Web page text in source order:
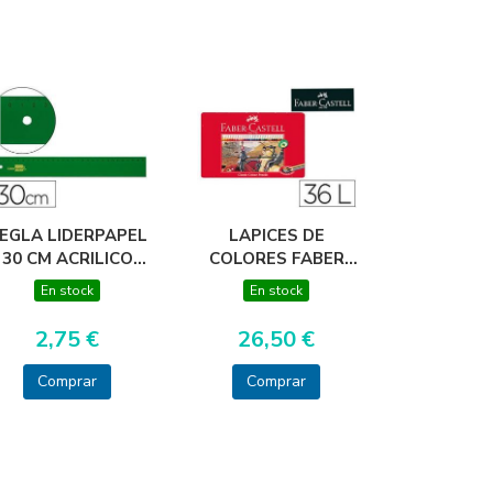
LIDERPAPEL
30 CM ACRILICO
VERDE
En stock
2,75 €
Comprar
LAPICES DE
COLORES FABER
CASTELL CAJA
METALICA DE 36
COLORES
SURTIDOS
En stock
26,50 €
Comprar